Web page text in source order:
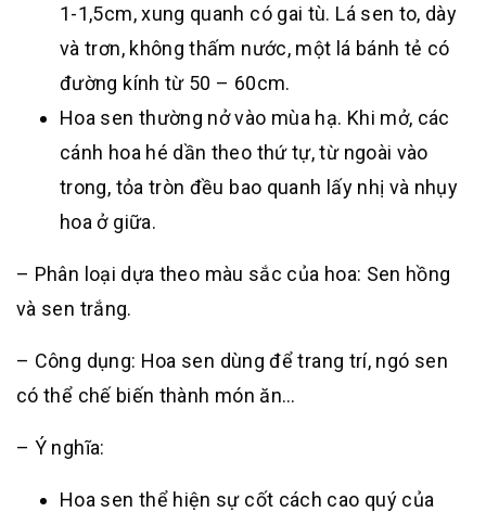
1-1,5cm, xung quanh có gai tù. Lá sen to, dày
và trơn, không thấm nước, một lá bánh tẻ có
đường kính từ 50 – 60cm.
Hoa sen thường nở vào mùa hạ. Khi mở, các
cánh hoa hé dần theo thứ tự, từ ngoài vào
trong, tỏa tròn đều bao quanh lấy nhị và nhụy
hoa ở giữa.
– Phân loại dựa theo màu sắc của hoa: Sen hồng
và sen trắng.
– Công dụng: Hoa sen dùng để trang trí, ngó sen
có thể chế biến thành món ăn…
– Ý nghĩa:
Hoa sen thể hiện sự cốt cách cao quý của